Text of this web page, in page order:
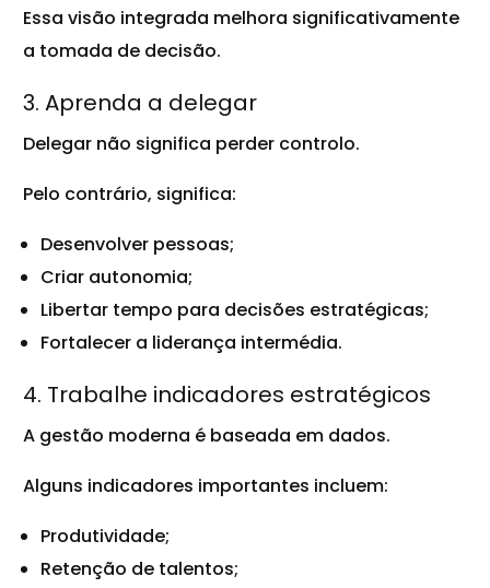
Essa visão integrada melhora significativamente
a tomada de decisão.
3. Aprenda a delegar
Delegar não significa perder controlo.
Pelo contrário, significa:
Desenvolver pessoas;
Criar autonomia;
Libertar tempo para decisões estratégicas;
Fortalecer a liderança intermédia.
4. Trabalhe indicadores estratégicos
A gestão moderna é baseada em dados.
Alguns indicadores importantes incluem:
Produtividade;
Retenção de talentos;